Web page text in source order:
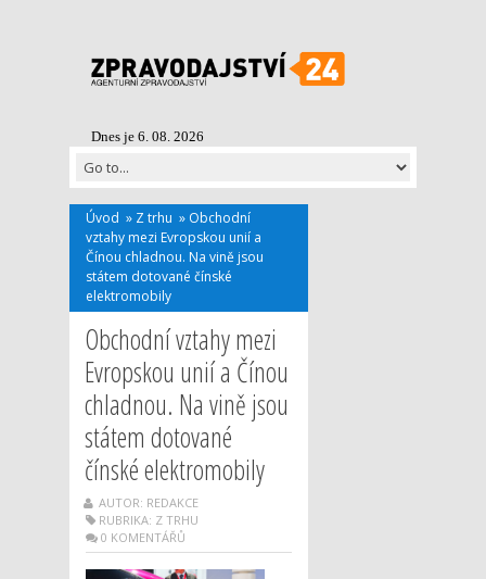
Dnes je 6. 08. 2026
Úvod » Z trhu » Obchodní
vztahy mezi Evropskou unií a
Čínou chladnou. Na vině jsou
státem dotované čínské
elektromobily
Obchodní vztahy mezi
Evropskou unií a Čínou
chladnou. Na vině jsou
státem dotované
čínské elektromobily
AUTOR: REDAKCE
RUBRIKA: Z TRHU
0 KOMENTÁŘŮ